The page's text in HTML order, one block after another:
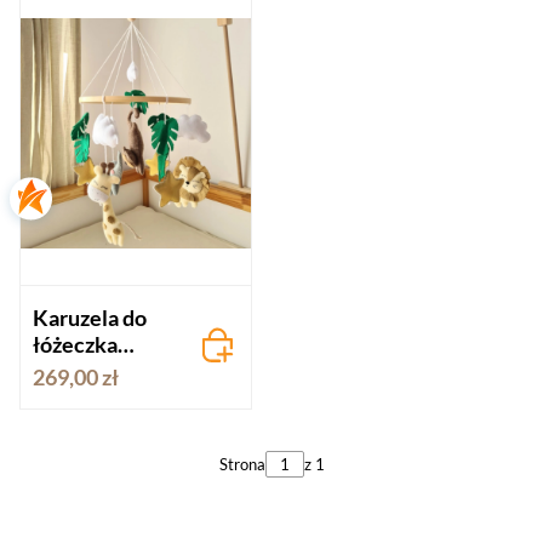
Karuzela do
łóżeczka
Zielone Safari
269,00 zł
Strona z 1